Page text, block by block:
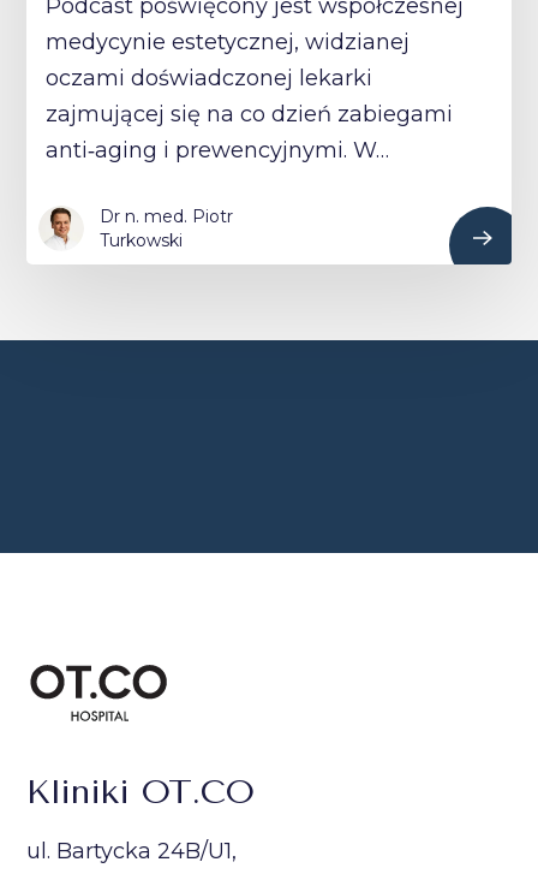
Podcast poświęcony jest współczesnej
medycynie estetycznej, widzianej
oczami doświadczonej lekarki
zajmującej się na co dzień zabiegami
anti‑aging i prewencyjnymi. W…
Dr n. med. Piotr
Turkowski
Kliniki OT.CO
ul. Bartycka 24B/U1,